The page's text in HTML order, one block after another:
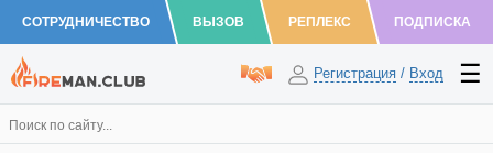
СОТРУДНИЧЕСТВО ВЫЗОВ РЕПЛЕКС ПОДПИСКА
Регистрация / Вход